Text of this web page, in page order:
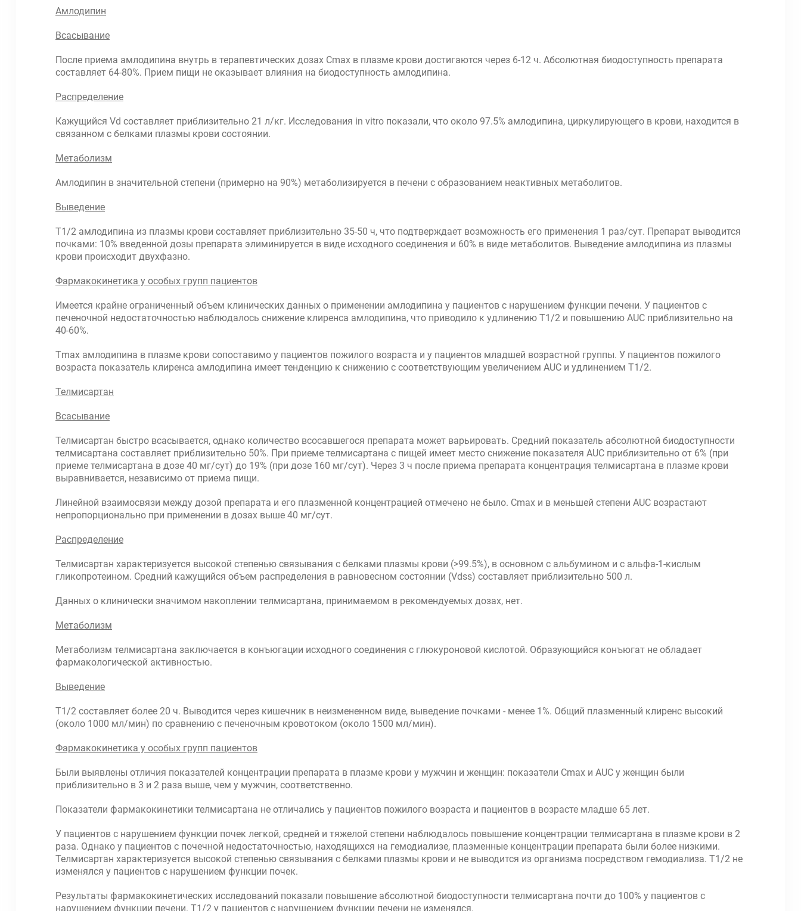
Амлодипин
Всасывание
После приема амлодипина внутрь в терапевтических дозах Cmax в плазме крови достигаются через 6-12 ч. Абсолютная биодоступность препарата
составляет 64-80%. Прием пищи не оказывает влияния на биодоступность амлодипина.
Распределение
Кажущийся Vd составляет приблизительно 21 л/кг. Исследования in vitro показали, что около 97.5% амлодипина, циркулирующего в крови, находится в
связанном с белками плазмы крови состоянии.
Метаболизм
Амлодипин в значительной степени (примерно на 90%) метаболизируется в печени с образованием неактивных метаболитов.
Выведение
Т1/2 амлодипина из плазмы крови составляет приблизительно 35-50 ч, что подтверждает возможность его применения 1 раз/сут. Препарат выводится
почками: 10% введенной дозы препарата элиминируется в виде исходного соединения и 60% в виде метаболитов. Выведение амлодипина из плазмы
крови происходит двухфазно.
Фармакокинетика у особых групп пациентов
Имеется крайне ограниченный объем клинических данных о применении амлодипина у пациентов с нарушением функции печени. У пациентов с
печеночной недостаточностью наблюдалось снижение клиренса амлодипина, что приводило к удлинению Т1/2 и повышению AUC приблизительно на
40-60%.
Тmax амлодипина в плазме крови сопоставимо у пациентов пожилого возраста и у пациентов младшей возрастной группы. У пациентов пожилого
возраста показатель клиренса амлодипина имеет тенденцию к снижению с соответствующим увеличением AUC и удлинением Т1/2.
Телмисартан
Всасывание
Телмисартан быстро всасывается, однако количество всосавшегося препарата может варьировать. Средний показатель абсолютной биодоступности
телмисартана составляет приблизительно 50%. При приеме телмисартана с пищей имеет место снижение показателя AUC приблизительно от 6% (при
приеме телмисартана в дозе 40 мг/сут) до 19% (при дозе 160 мг/сут). Через 3 ч после приема препарата концентрация телмисартана в плазме крови
выравнивается, независимо от приема пищи.
Линейной взаимосвязи между дозой препарата и его плазменной концентрацией отмечено не было. Сmax и в меньшей степени AUC возрастают
непропорционально при применении в дозах выше 40 мг/сут.
Распределение
Телмисартан характеризуется высокой степенью связывания с белками плазмы крови (>99.5%), в основном с альбумином и с альфа-1-кислым
гликопротеином. Средний кажущийся объем распределения в равновесном состоянии (Vdss) составляет приблизительно 500 л.
Данных о клинически значимом накоплении телмисартана, принимаемом в рекомендуемых дозах, нет.
Метаболизм
Метаболизм телмисартана заключается в конъюгации исходного соединения с глюкуроновой кислотой. Образующийся конъюгат не обладает
фармакологической активностью.
Выведение
Т1/2 составляет более 20 ч. Выводится через кишечник в неизмененном виде, выведение почками - менее 1%. Общий плазменный клиренс высокий
(около 1000 мл/мин) по сравнению с печеночным кровотоком (около 1500 мл/мин).
Фармакокинетика у особых групп пациентов
Были выявлены отличия показателей концентрации препарата в плазме крови у мужчин и женщин: показатели Сmax и AUC у женщин были
приблизительно в 3 и 2 раза выше, чем у мужчин, соответственно.
Показатели фармакокинетики телмисартана не отличались у пациентов пожилого возраста и пациентов в возрасте младше 65 лет.
У пациентов с нарушением функции почек легкой, средней и тяжелой степени наблюдалось повышение концентрации телмисартана в плазме крови в 2
раза. Однако у пациентов с почечной недостаточностью, находящихся на гемодиализе, плазменные концентрации препарата были более низкими.
Телмисартан характеризуется высокой степенью связывания с белками плазмы крови и не выводится из организма посредством гемодиализа. T1/2 не
изменялся у пациентов с нарушением функции почек.
Результаты фармакокинетических исследований показали повышение абсолютной биодоступности телмисартана почти до 100% у пациентов с
нарушением функции печени. T1/2 у пациентов с нарушением функции печени не изменялся.